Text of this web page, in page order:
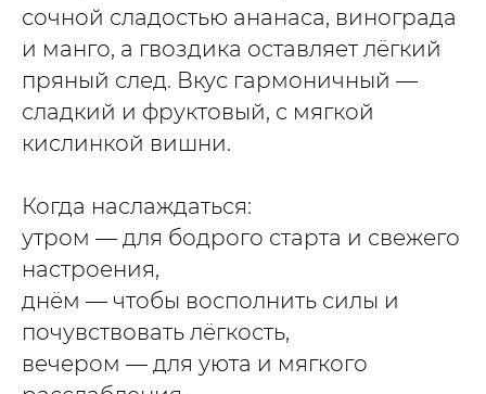
сочной сладостью ананаса, винограда
и манго, а гвоздика оставляет лёгкий
пряный след. Вкус гармоничный —
сладкий и фруктовый, с мягкой
кислинкой вишни.
Когда наслаждаться:
утром — для бодрого старта и свежего
настроения,
днём — чтобы восполнить силы и
почувствовать лёгкость,
вечером — для уюта и мягкого